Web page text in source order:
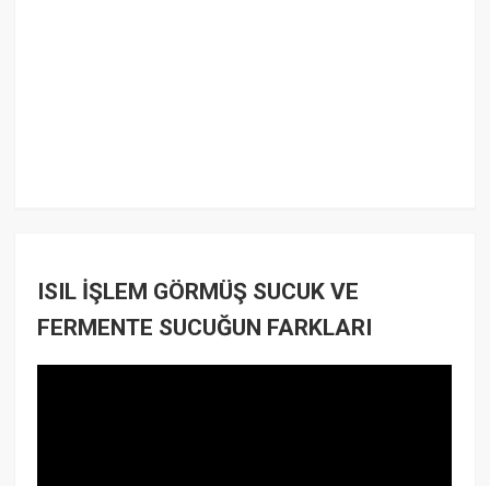
ISIL İŞLEM GÖRMÜŞ SUCUK VE
FERMENTE SUCUĞUN FARKLARI